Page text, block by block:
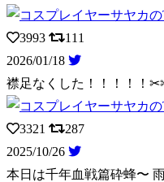
3993
111
2026/01/18
襟足なくした！！！！！
3321
287
2025/10/26
本日は千年血戦篇砕蜂〜